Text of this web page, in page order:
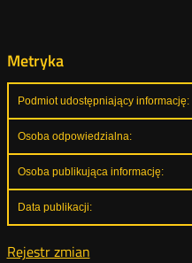
Metryka
Podmiot udostępniający informację:
Osoba odpowiedzialna:
Osoba publikująca informację:
Data publikacji:
Rejestr zmian